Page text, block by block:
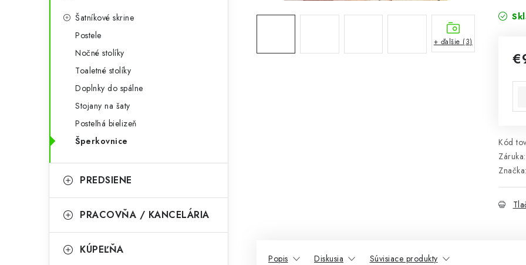
Šatníkové skrine
Postele
Nočné stolíky
Toaletné stolíky
Doplnky do spálne
Stojany na šaty
Posteľná bielizeň
Šperkovnice
PREDSIENE
PRACOVŇA / KANCELÁRIA
KÚPEĽŇA
Kód
Záruka:
+ ďalšie (3)
Popis Diskusia Súvisiace produkty